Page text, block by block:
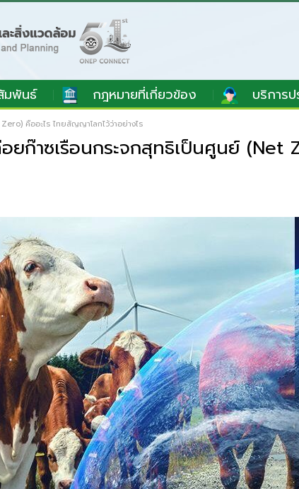
มพันธ์ กฎหมายที่เกี่ยวข้อง บริการป
คืออะไร ไทยสัญญาโลกไว้ว่าอย่างไร
าซเรือนกระจกสุทธิเป็นศูนย์ (Net